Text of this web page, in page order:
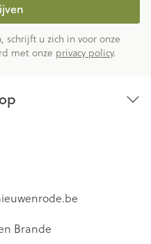
schrijft u zich in voor onze
met onze privacy policy.
Brande